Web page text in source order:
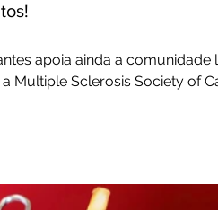
apoia ainda a comunidade
Multiple Sclerosis Society of